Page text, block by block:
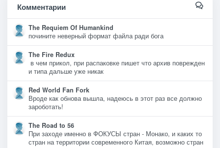
Комментарии
The Requiem Of Humankind
почините неверный формат файла ради бога
The Fire Redux
в чем прикол, при распаковке пишет что архив поврежден
и типа дальше уже никак
Red World Fan Fork
Вроде как обнова вышла, надеюсь в этот раз все должно
зароботать!
The Road to 56
При заходе именно в ФОКУСЫ стран - Монако, и каких то
стран на территории современного Китая, возможно стран